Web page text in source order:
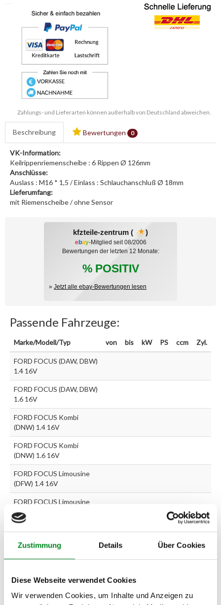
Zustimmung Details Über Cookies
Diese Webseite verwendet Cookies
Wir verwenden Cookies, um Inhalte und Anzeigen zu
Zahlungs- und Lieferarten können außerhalb von Deutschland abweichen.
Beschreibung Bewertungen 0
VK-Information:
Keilrippenriemenscheibe : 6 Rippen Ø 126mm
Anschlüsse:
Auslass : M16 * 1,5 / Einlass : Schlauchanschluß Ø 18mm
Lieferumfang:
mit Riemenscheibe / ohne Sensor
kfzteile-zentrum ( )
ebay-Mitglied seit 08/2006
Bewertungen der letzten 12 Monate:
% POSITIV
» Jetzt alle ebay-Bewertungen lesen
Passende Fahrzeuge:
Marke/Modell/Typ von bis kW PS ccm Zyl.
FORD FOCUS (DAW, DBW)
1.4 16V
FORD FOCUS (DAW, DBW)
1.6 16V
FORD FOCUS Kombi
(DNW) 1.4 16V
FORD FOCUS Kombi
(DNW) 1.6 16V
FORD FOCUS Limousine
(DFW) 1.4 16V
FORD FOCUS Limousine
(DFW) 1.6 16V
Zur exakten Fahrzeug-Identifizierung können Sie auch unseren
Passendes Fahrzeug nicht dabei?